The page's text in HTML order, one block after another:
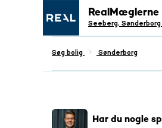
RealMæglerne
Seeberg, Sønderborg
Søg bolig Sønderborg
Populær
4528har
Har du nogle